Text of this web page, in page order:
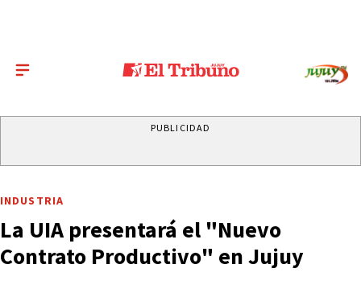
PUBLICIDAD
INDUSTRIA
La UIA presentará el "Nuevo
Contrato Productivo" en Jujuy